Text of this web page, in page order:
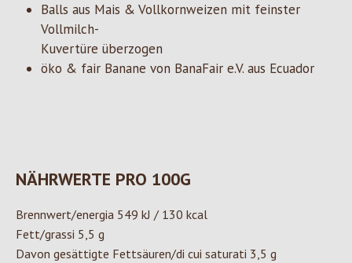
Balls aus Mais & Vollkornweizen mit feinster
Vollmilch-
Kuvertüre überzogen
öko & fair Banane von BanaFair e.V. aus Ecuador
NÄHRWERTE PRO 100G
Brennwert/energia 549 kJ / 130 kcal
Fett/grassi 5,5 g
Davon gesättigte Fettsäuren/di cui saturati 3,5 g